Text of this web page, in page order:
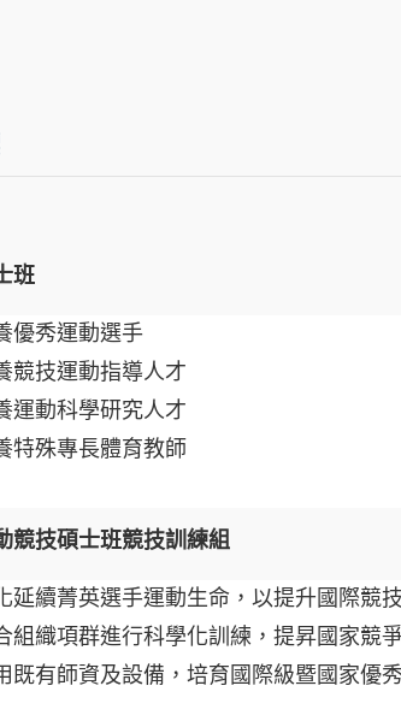
班
優秀運動選手
競技運動指導人才
運動科學研究人才
特殊專長體育教師
競技碩士班競技訓練組
延續菁英選手運動生命，以提升國際競
組織項群進行科學化訓練，提昇國家競
既有師資及設備，培育國際級暨國家優